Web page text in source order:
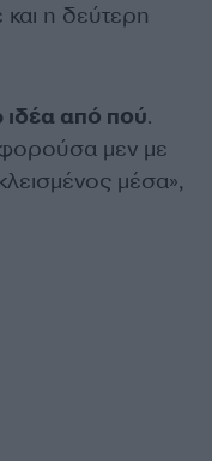
η δεύτερη
ιδέα από πού.
μεν με
μέσα»,